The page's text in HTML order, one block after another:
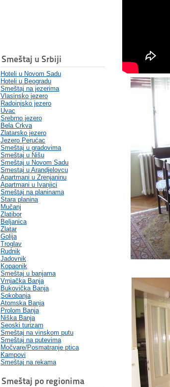
Smeštaj u Srbiji
Hoteli u Novom Sadu
Hoteli u Beogradu
Smeštaj na jezerima
Vlasinsko jezero
Radoinjsko jezero
Uvac
Srebrno jezero
Bela Crkva
Zlatarsko jezero
Jezero Perućac
Smeštaj u gradovima
Smeštaj u Nišu
Smeštaj u Novom Sadu
Smestaj u Arandjelovcu
Apartmani u Zrenjaninu
Apartmani u Ivanjici
Smeštaj na planinama
Stara planina
Mučanj
Zlatibor
Beljanica
Zlatar
Golija
Troglav
Rudnik
Jadovnik
Kopaonik
Smeštaj u banjama
Vrnjačka Banja
Bukovička Banja
Sokobanja
Atomska Banja
Prolom Banja
Niška Banja
Seoski turizam
Smeštaj na vinskom putu
Smeštaj na putevima
Močvare/Posmatranje ptica
Kampovi
Smeštaj na rekama
Smeštaj po regionima